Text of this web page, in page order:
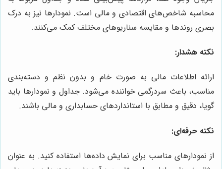
محاسبه شاخص‌های اقتصادی و مالی است. نمودارها نیز به درک
بصری روندها و مقایسه سناریوهای مختلف کمک می‌کنند.
نکته هشدار:
ارائه اطلاعات مالی به صورت خام و بدون نظم و دسته‌بندی
مناسب، باعث سردرگمی خواننده می‌شود. جداول و نمودارها باید
گویا، دقیق و مطابق با استانداردهای حسابداری و مالی باشند.
نکته حرفه‌ای:
از نمودارهای مناسب برای نمایش داده‌ها استفاده کنید. به عنوان